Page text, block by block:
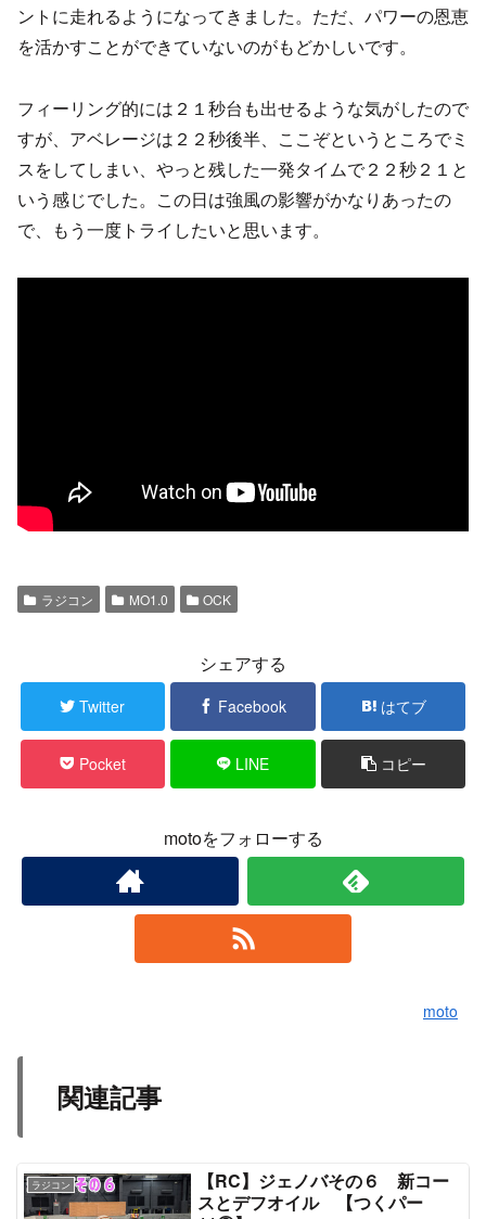
ントに走れるようになってきました。ただ、パワーの恩恵
を活かすことができていないのがもどかしいです。
フィーリング的には２１秒台も出せるような気がしたので
すが、アベレージは２２秒後半、ここぞというところでミ
スをしてしまい、やっと残した一発タイムで２２秒２１と
いう感じでした。この日は強風の影響がかなりあったの
で、もう一度トライしたいと思います。
ラジコン MO1.0 OCK
シェアする
Twitter Facebook はてブ
Pocket LINE コピー
motoをフォローする
moto
関連記事
ラジコン
【RC】ジェノバその６ 新コー
スとデフオイル 【つくパー